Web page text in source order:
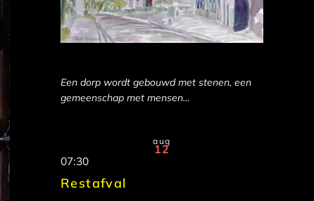
Een dorp wordt gebouwd met stenen, een
gemeenschap met mensen…
aug
12
07:30
Restafval